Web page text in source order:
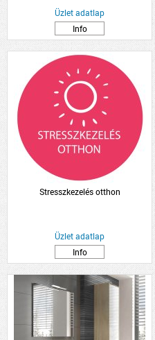
Üzlet adatlap
Info
Stresszkezelés otthon
Üzlet adatlap
Info